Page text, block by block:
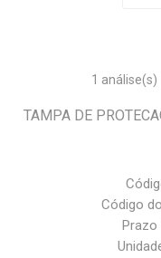
1 análise(s)
TAMPA DE
Código
Prazo